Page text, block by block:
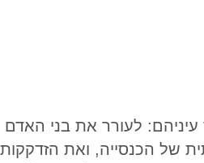
לעורר את בני האדם
של הכנסייה, ואת